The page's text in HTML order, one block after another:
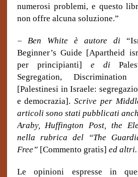
numerosi problemi, e questo
non offre alcuna soluzione.”
– Ben White è autore di
Beginner’s Guide [Apartheid
per principianti] e di
Segregation, Discrimination
[Palestinesi in Israele:
e democrazia].Scrive per
articoli sono stati pubblicati
Araby, Huffington Post, the
nella rubrica del “The
Free” [Commento gratis] ed altri.
Le opinioni espresse in